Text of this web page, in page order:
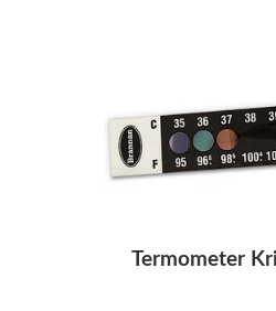
Termometer